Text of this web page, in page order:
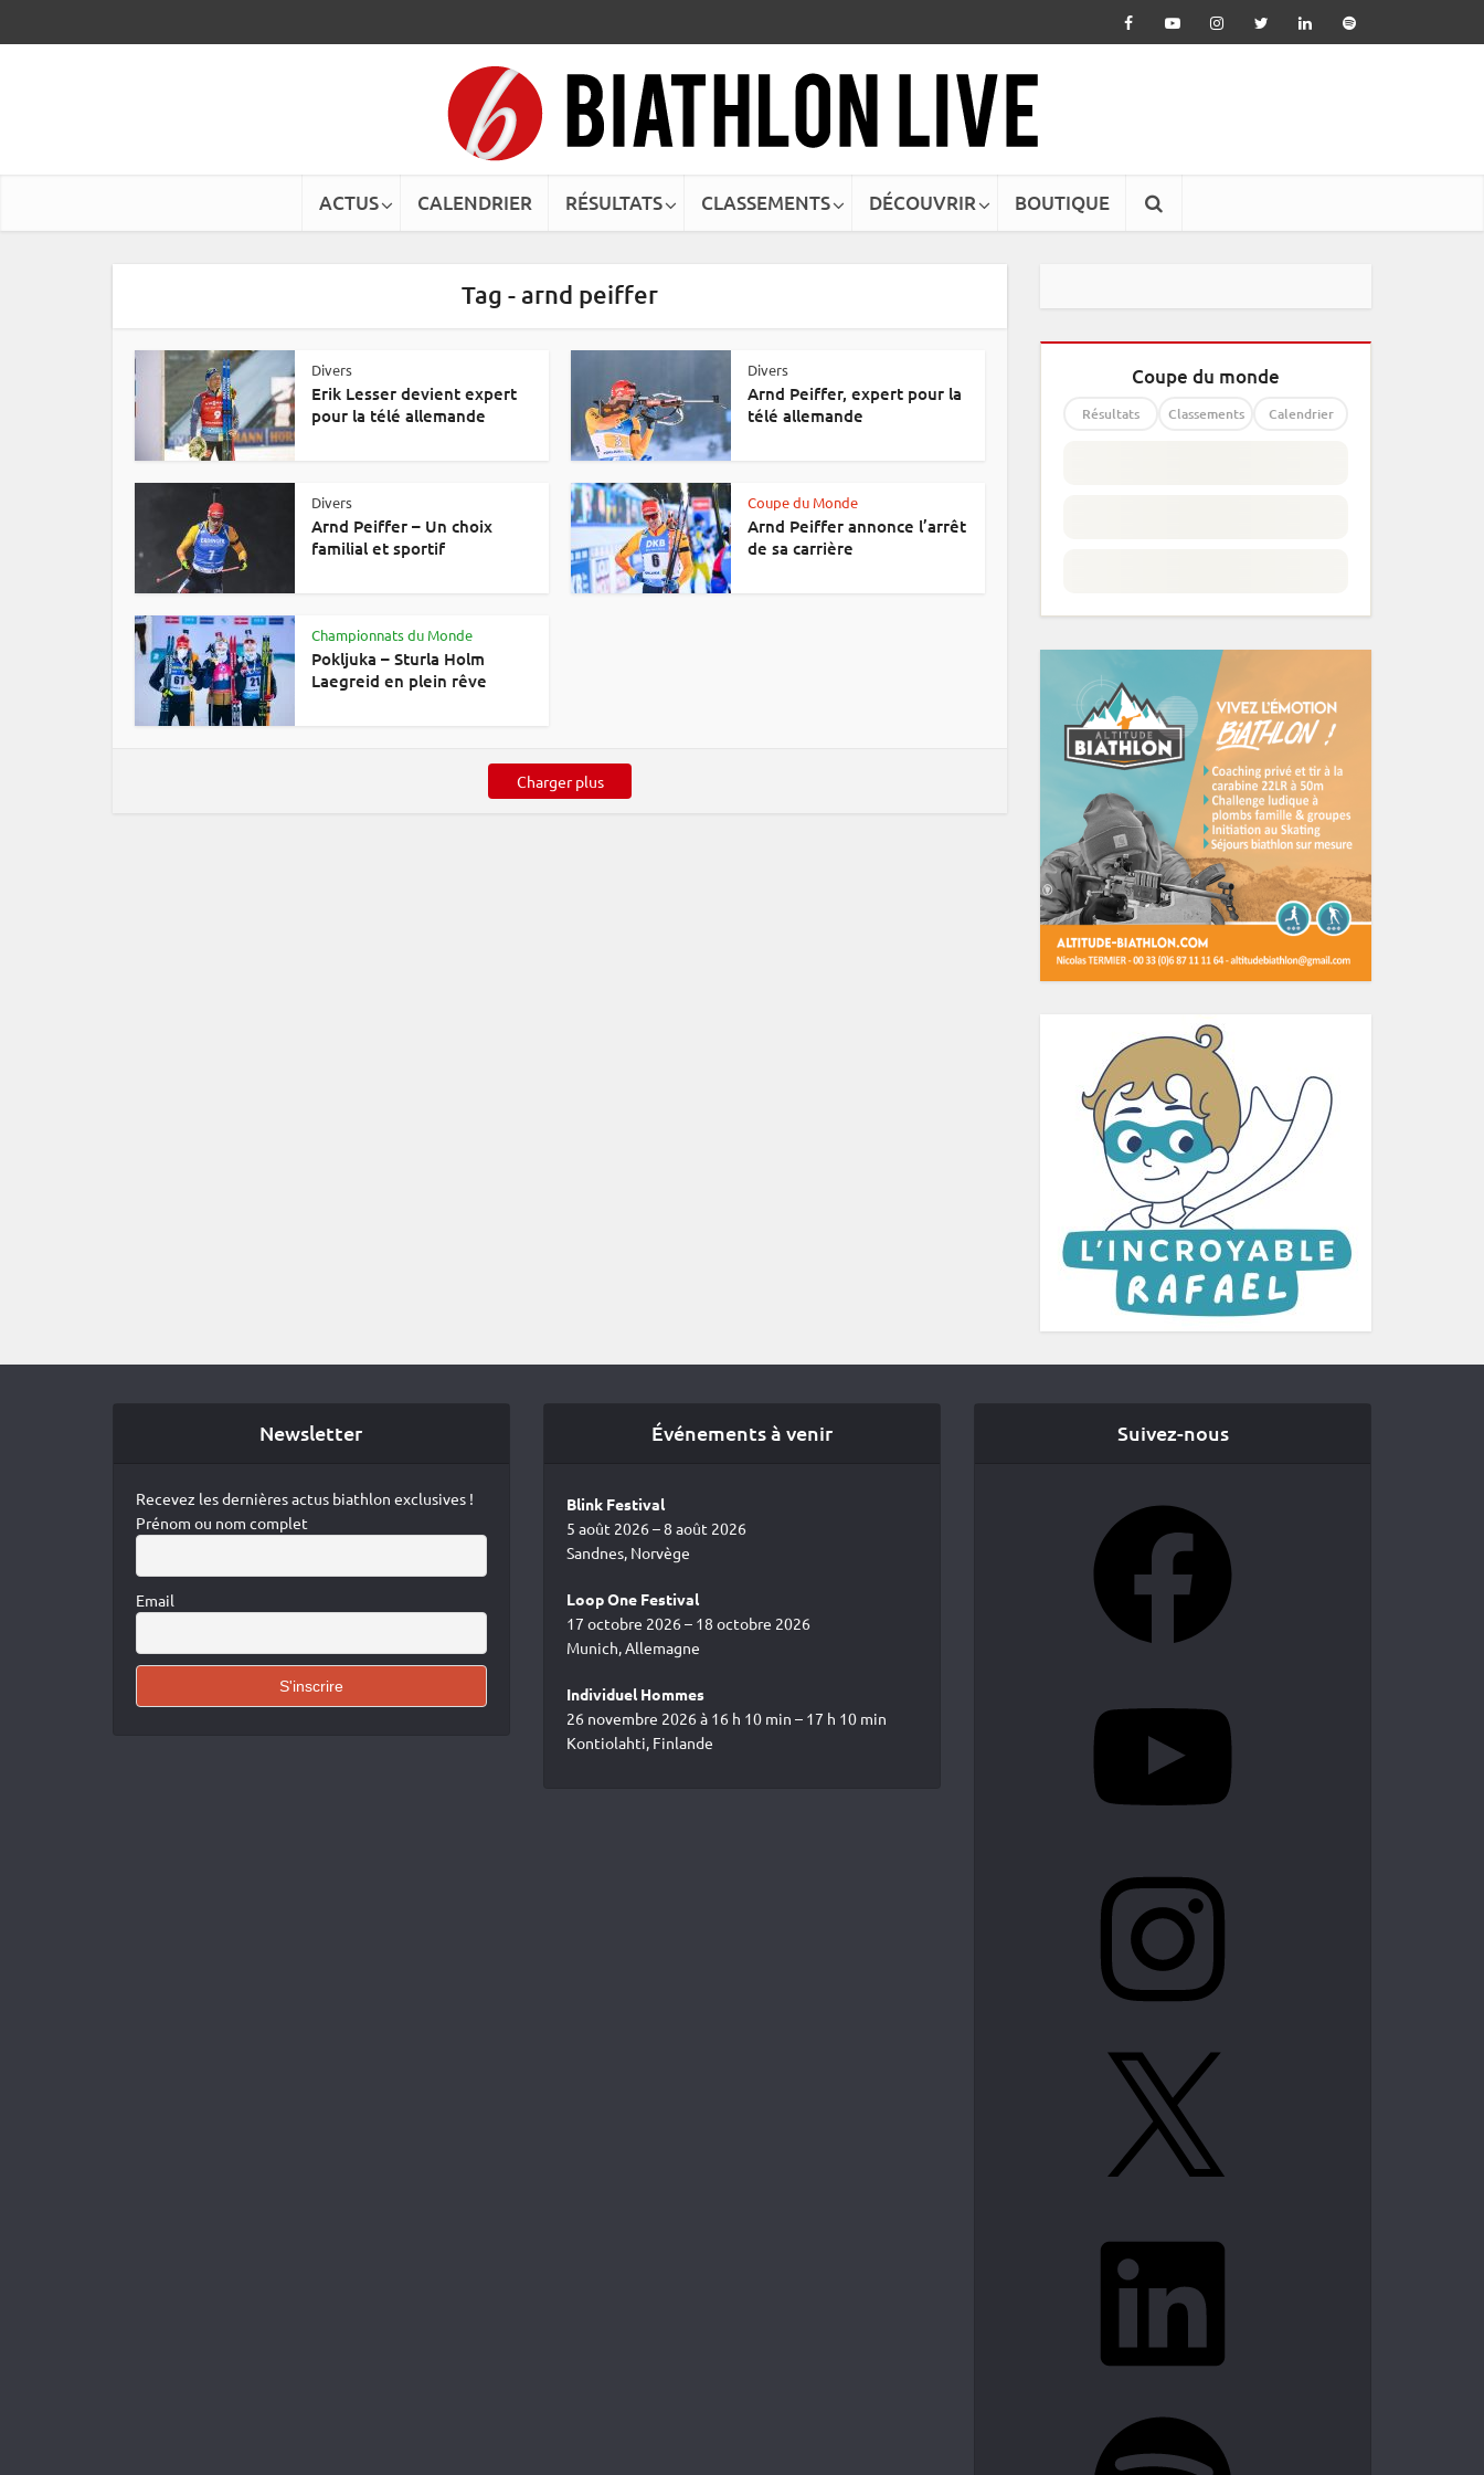
ACTUS CALENDRIER RÉSULTATS CLASSEMENTS DÉCOUVRIR BOUTIQUE
Tag - arnd peiffer
Divers
Erik Lesser devient expert
pour la télé allemande
Divers
Arnd Peiffer, expert pour la
télé allemande
Divers
Arnd Peiffer – Un choix
familial et sportif
Coupe du Monde
Arnd Peiffer annonce l’arrêt
de sa carrière
Championnats du Monde
Pokljuka – Sturla Holm
Laegreid en plein rêve
Charger plus
Coupe du monde
Résultats Classements Calendrier
Newsletter
Recevez les dernières actus biathlon exclusives !
Prénom ou nom complet
Email
Événements à venir
Blink Festival
5 août 2026 – 8 août 2026
Sandnes, Norvège
Loop One Festival
17 octobre 2026 – 18 octobre 2026
Munich, Allemagne
Individuel Hommes
26 novembre 2026 à 16 h 10 min – 17 h 10 min
Kontiolahti, Finlande
Suivez-nous